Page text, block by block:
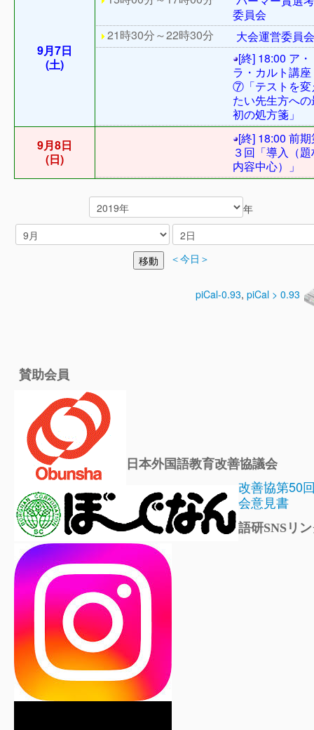
9月7日
(土)
委員会
21時30分～22時30分
大会運営委員会
[終] 18:00 ア・
ラ・カルト講座
⑦「テストを変
たい先生方へ
初の処方箋」
9月8日
(日)
[終] 18:00 前
３回「導入（
内容中心）」
年
＜今日＞
piCal-0.93, piCal > 0.93
賛助会員
日本外国語教育改善協議会
改善協第50
会意見書
語研SNSリ